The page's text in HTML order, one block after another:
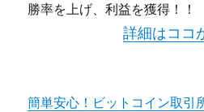
勝率を上げ、利益を獲得！！
詳細はココ
簡単安心！ビットコイン取